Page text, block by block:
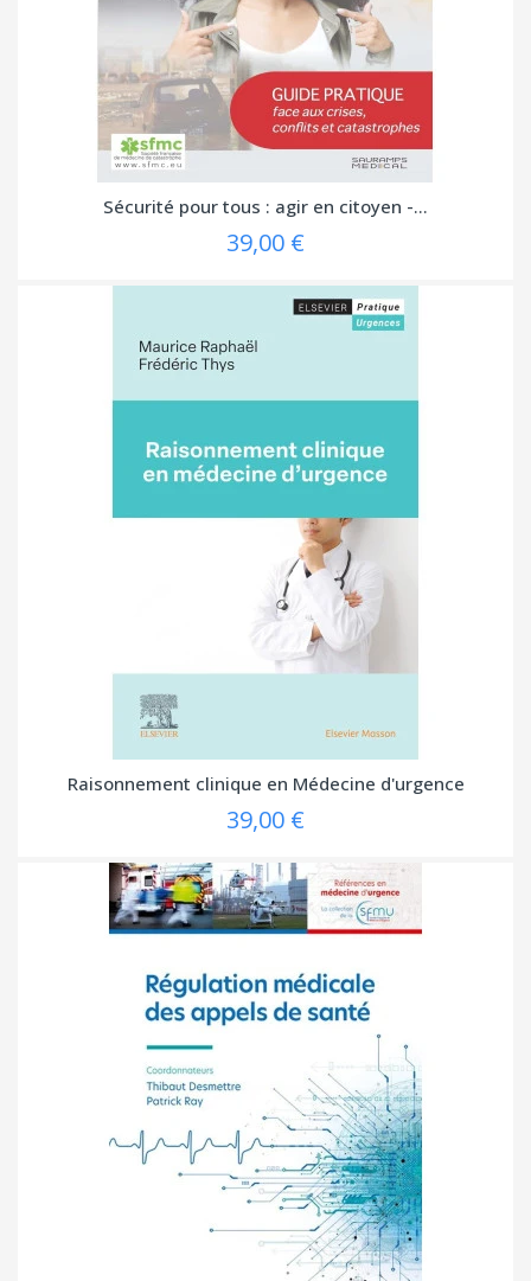
Sécurité pour tous : agir en citoyen -...
39,00 €
Raisonnement clinique en Médecine d'urgence
39,00 €